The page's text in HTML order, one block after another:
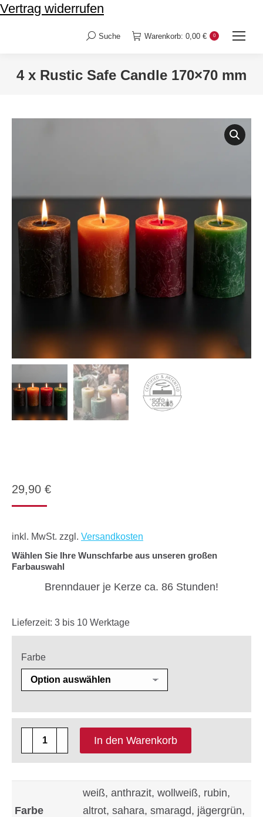
Vertrag widerrufen
Search:
Suche Warenkorb: 0,00 € 0
4 x Rustic Safe Candle 170×70 mm
29,90 €
inkl. MwSt. zzgl. Versandkosten
Wählen Sie Ihre Wunschfarbe aus unseren großen
Farbauswahl
Brenndauer je Kerze ca. 86 Stunden!
Lieferzeit: 3 bis 10 Werktage
Farbe
x
Candle
In den Warenkorb
Farbe
weiß, anthrazit, wollweiß, rubin,
altrot, sahara, smaragd, jägergrün,